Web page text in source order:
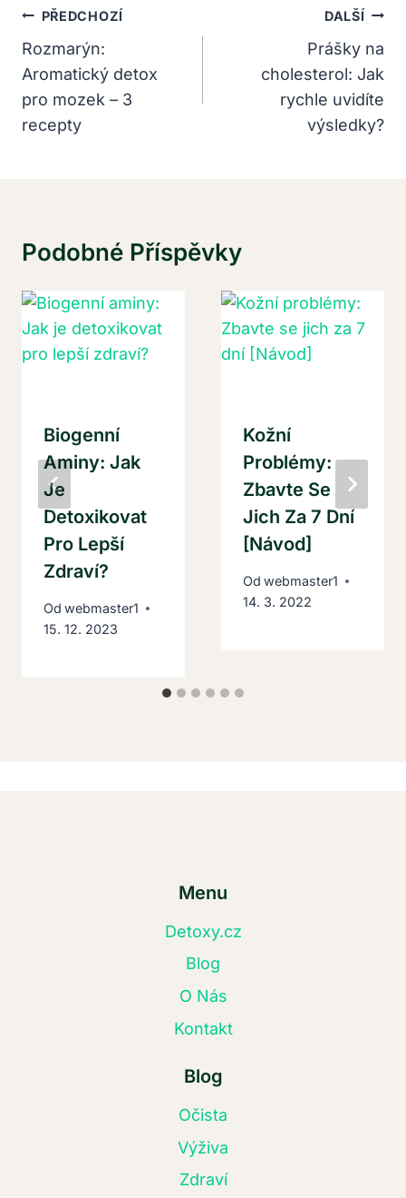
Navigace
Pro
Příspěvek
PŘEDCHOZÍ
Rozmarýn:
Aromatický detox
pro mozek – 3
recepty
DALŠÍ
Prášky na
cholesterol: Jak
rychle uvidíte
výsledky?
Podobné Příspěvky
Biogenní
Aminy: Jak
Je
Detoxikovat
Pro Lepší
Zdraví?
Od webmaster1
15. 12. 2023
Kožní
Problémy:
Zbavte Se
Jich Za 7 Dní
[Návod]
Od webmaster1
14. 3. 2022
Menu
Detoxy.cz
Blog
O Nás
Kontakt
Blog
Očista
Výživa
Zdraví